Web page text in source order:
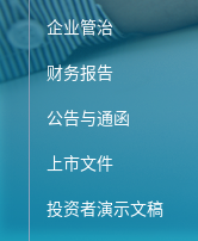
企业管治
财务报告
公告与通函
上市文件
投资者演示文稿